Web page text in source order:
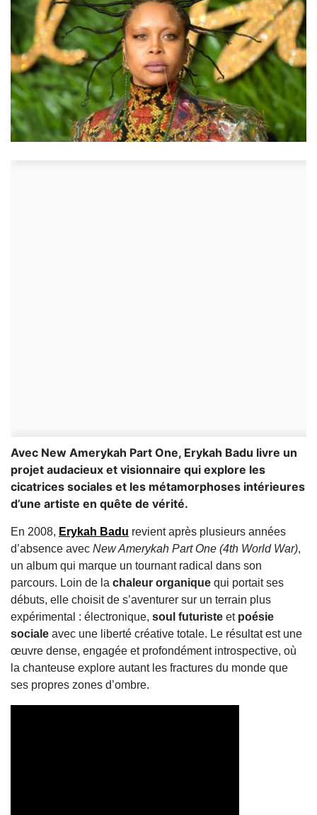
Avec New Amerykah Part One, Erykah Badu livre un
projet audacieux et visionnaire qui explore les
cicatrices sociales et les métamorphoses intérieures
d’une artiste en quête de vérité.
En 2008, Erykah Badu revient après plusieurs années
d’absence avec New Amerykah Part One (4th World War),
un album qui marque un tournant radical dans son
parcours. Loin de la chaleur organique qui portait ses
débuts, elle choisit de s’aventurer sur un terrain plus
expérimental : électronique, soul futuriste et poésie
sociale avec une liberté créative totale. Le résultat est une
œuvre dense, engagée et profondément introspective, où
la chanteuse explore autant les fractures du monde que
ses propres zones d’ombre.